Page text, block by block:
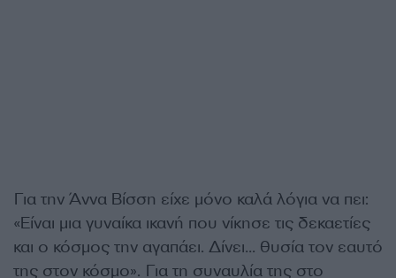
Για την Άννα Βίσση είχε μόνο καλά λόγια να πει:
«Είναι μια γυναίκα ικανή που νίκησε τις δεκαετίες
και ο κόσμος την αγαπάει. Δίνει… θυσία τον εαυτό
της στον κόσμο». Για τη συναυλία της στο